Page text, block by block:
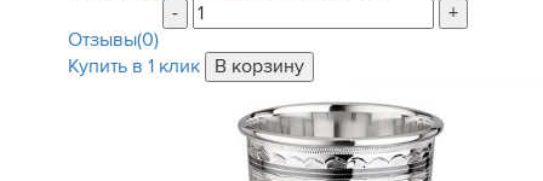
-
+
Отзывы(0)
Купить в 1 клик